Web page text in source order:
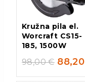
Kružna pila el.
Worcraft CS15-
185, 1500W
98,00€ 88,20